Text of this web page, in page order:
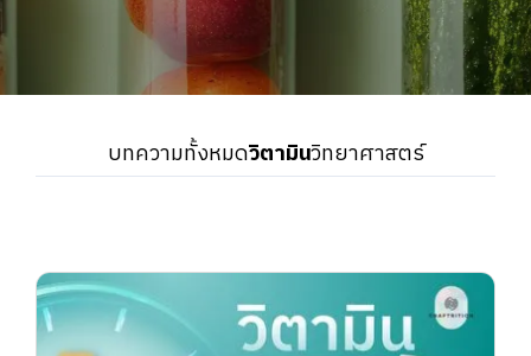
บทความทั้งหมดวิตามินวิทยาศาสตร์